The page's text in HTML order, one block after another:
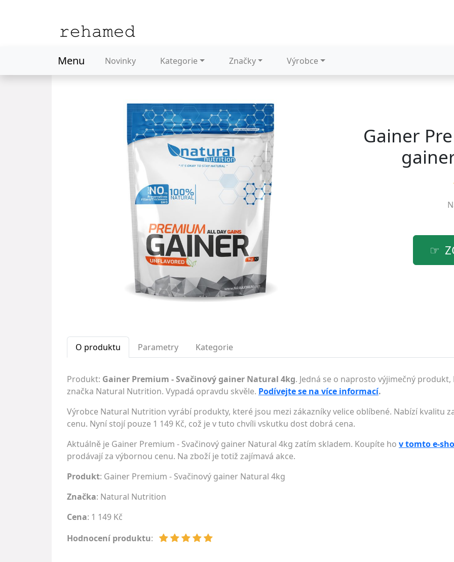
Menu Novinky Kategorie Značky Výrobce
Gainer
O produktu Parametry Kategorie
Produkt: Gainer Premium - Svačinový gainer Natural 4kg. Jedná se o naprosto výjimečný
značka Natural Nutrition. Vypadá opravdu skvěle. Podívejte se na více informací.
Výrobce Natural Nutrition vyrábí produkty, které jsou mezi zákazníky velice oblíbené. Nabízí kvalitu
cenu. Nyní stojí pouze 1 149 Kč, což je v tuto chvíli vskutku dost dobrá cena.
Aktuálně je Gainer Premium - Svačinový gainer Natural 4kg zatím skladem. Koupíte ho v tomto e-
prodávají za výbornou cenu. Na zboží je totiž zajímavá akce.
Produkt: Gainer Premium - Svačinový gainer Natural 4kg
Značka: Natural Nutrition
Cena: 1 149 Kč
Hodnocení produktu: